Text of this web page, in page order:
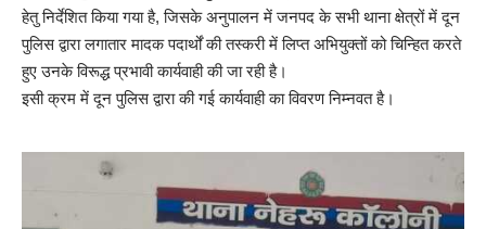
हेतु निर्देशित किया गया है, जिसके अनुपालन में जनपद के सभी थाना क्षेत्रों में दून
पुलिस द्वारा लगातार मादक पदार्थों की तस्करी में लिप्त अभियुक्तों को चिन्हित करते
हुए उनके विरूद्ध प्रभावी कार्यवाही की जा रही है।
इसी क्रम में दून पुलिस द्वारा की गई कार्यवाही का विवरण निम्नवत है।